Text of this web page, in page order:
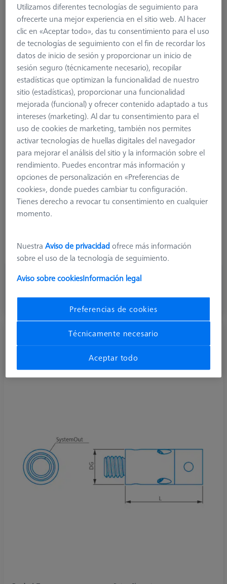
Product Type
Rotary Elements
Length (L)
19,0 mm
Material
Titanium
Connection Type
M3 XXT
Application
Connection Type Out
M3 XXT
162,50 €
Junta giratoria, sistema M3 XXT
626103-6180-010
Utilizamos diferentes tecnologías de seguimiento para
ofrecerte una mejor experiencia en el sitio web. Al hacer
clic en «Aceptar todo», das tu consentimiento para el uso
de tecnologías de seguimiento con el fin de recordar los
datos de inicio de sesión y proporcionar un inicio de
sesión seguro (técnicamente necesario), recopilar
estadísticas que optimizan la funcionalidad de nuestro
sitio (estadísticas), proporcionar una funcionalidad
mejorada (funcional) y ofrecer contenido adaptado a tus
intereses (marketing). Al dar tu consentimiento para el
uso de cookies de marketing, también nos permites
activar tecnologías de huellas digitales del navegador
para mejorar el análisis del sitio y la información sobre el
rendimiento. Puedes encontrar más información y
opciones de personalización en «Preferencias de
cookies», donde puedes cambiar tu configuración.
Tienes derecho a revocar tu consentimiento en cualquier
momento.
NuestraAviso de privacidadofrece más información
sobre el uso de la tecnología de seguimiento.
Aviso sobre cookiesInformación legal
Preferencias de cookies
Técnicamente necesario
Aceptar todo